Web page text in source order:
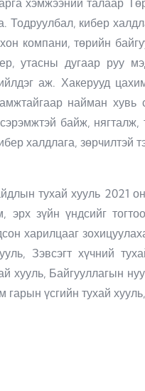
хэмжээний талаар
Тодруулбал, кибер
компани, төрийн
утасны дугаар руу
аж. Хакерууд
найман
байж, нягталж,
халдлага,
тухай хууль 2021
эрх зүйн үндсийг
харилцааг
Зэвсэгт хүчний
хууль, Байгууллагын
гарын үсгийн тухай